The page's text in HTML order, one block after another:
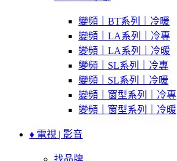
變頻｜BT系列｜冷暖
變頻｜LA系列｜冷專
變頻｜LA系列｜冷暖
變頻｜SL系列｜冷專
變頻｜SL系列｜冷暖
變頻｜窗型系列｜冷專
變頻｜窗型系列｜冷暖
♦ 電視 | 影音
找品牌